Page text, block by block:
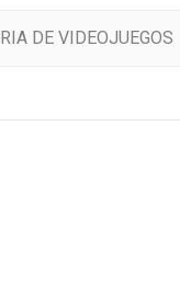
DE VIDEOJUEGOS